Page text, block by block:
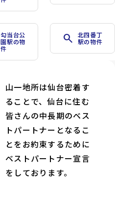
勾当台公
園駅の物
件
search
北四番丁
駅の物件
山一地所は仙台密着す
ることで、仙台に住む
皆さんの中長期のベス
トパートナーとなるこ
とをお約束するために
ベストパートナー宣言
をしております。